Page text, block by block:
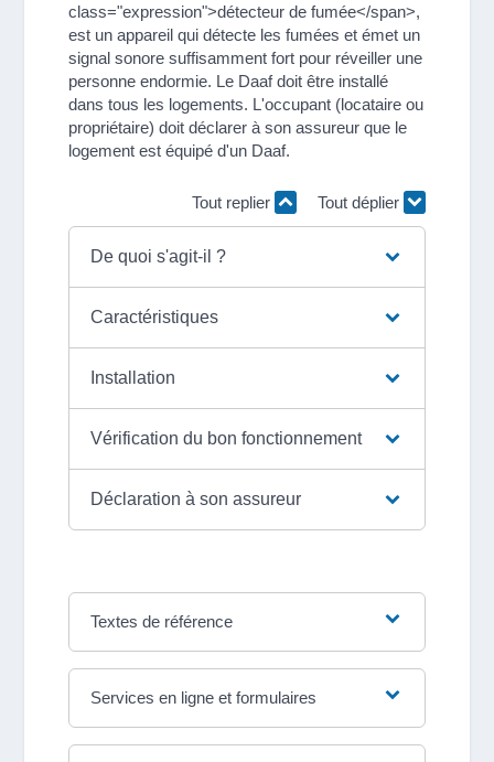
class="expression">détecteur de fumée</span>,
est un appareil qui détecte les fumées et émet un
signal sonore suffisamment fort pour réveiller une
personne endormie. Le Daaf doit être installé
dans tous les logements. L'occupant (locataire ou
propriétaire) doit déclarer à son assureur que le
logement est équipé d'un Daaf.
Tout replier Tout déplier
De quoi s'agit-il ?
Caractéristiques
Installation
Vérification du bon fonctionnement
Déclaration à son assureur
Textes de référence
Services en ligne et formulaires